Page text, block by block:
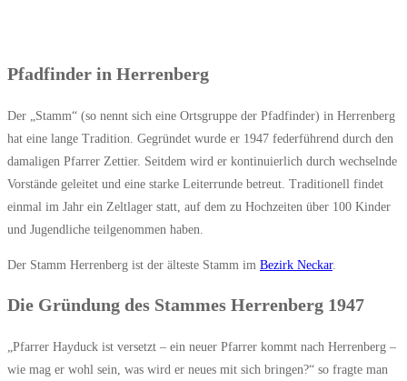
Pfadfinder in Herrenberg
Der „Stamm“ (so nennt sich eine Ortsgruppe der Pfadfinder) in Herrenberg
hat eine lange Tradition. Gegründet wurde er 1947 federführend durch den
damaligen Pfarrer Zettier. Seitdem wird er kontinuierlich durch wechselnde
Vorstände geleitet und eine starke Leiterrunde betreut. Traditionell findet
einmal im Jahr ein Zeltlager statt, auf dem zu Hochzeiten über 100 Kinder
und Jugendliche teilgenommen haben.
Der Stamm Herrenberg ist der älteste Stamm im Bezirk Neckar.
Die Gründung des Stammes Herrenberg 1947
„Pfarrer Hayduck ist versetzt – ein neuer Pfarrer kommt nach Herrenberg –
wie mag er wohl sein, was wird er neues mit sich bringen?“ so fragte man